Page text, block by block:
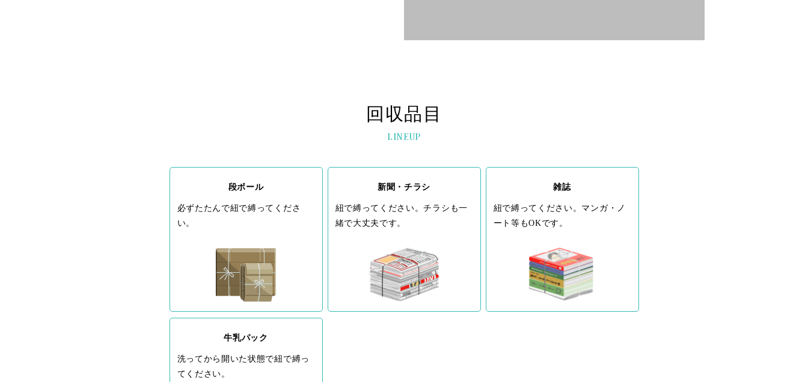
回収品目
LINEUP
段ボール
必ずたたんで紐で縛ってくださ
い。
新聞・チラシ
紐で縛ってください。チラシも一
緒で大丈夫です。
雑誌
紐で縛ってください。マンガ・ノ
ート等もOKです。
牛乳パック
洗ってから開いた状態で紐で縛っ
てください。